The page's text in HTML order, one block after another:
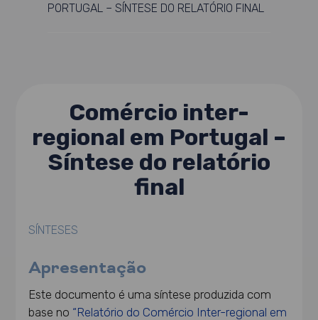
PORTUGAL – SÍNTESE DO RELATÓRIO FINAL
Comércio inter-
regional em Portugal –
Síntese do relatório
final
SÍNTESES
Apresentação
Este documento é uma síntese produzida com
base no “Relatório do Comércio Inter-regional em